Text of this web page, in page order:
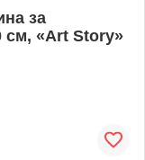
за
см, «Art Story»